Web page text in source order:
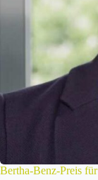
Bertha-Benz-Preis